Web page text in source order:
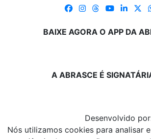
BAIXE AGORA O APP DA
A ABRASCE É
Desenvolvido
Nós utilizamos cookies para analisar